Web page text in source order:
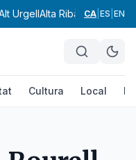
UrgellAlta RibagorçaAnoia
CA ES EN
Cultura Local